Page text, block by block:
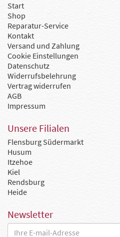
Start
Shop
Reparatur-Service
Kontakt
Versand und Zahlung
Cookie Einstellungen
Datenschutz
Widerrufsbelehrung
Vertrag widerrufen
AGB
Impressum
Unsere Filialen
Flensburg Südermarkt
Husum
Itzehoe
Kiel
Rendsburg
Heide
Newsletter